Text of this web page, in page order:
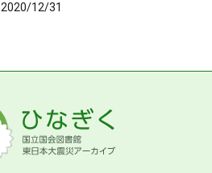
2020/12/31